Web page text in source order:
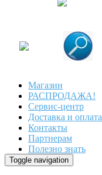
Магазин
РАСПРОДАЖА!
Сервис-центр
Доставка и оплата
Контакты
Партнерам
Полезно знать
Toggle navigation